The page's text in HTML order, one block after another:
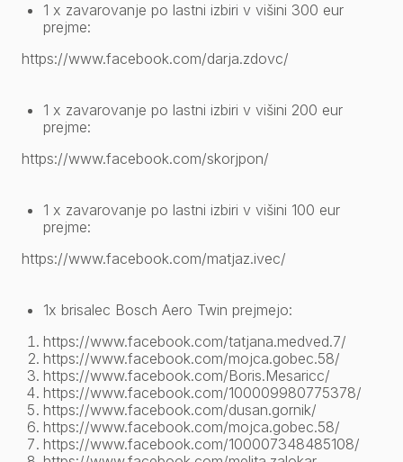
1 x zavarovanje po lastni izbiri v višini 300 eur
prejme:
https://www.facebook.com/darja.zdovc/
1 x zavarovanje po lastni izbiri v višini 200 eur
prejme:
https://www.facebook.com/skorjpon/
1 x zavarovanje po lastni izbiri v višini 100 eur
prejme:
https://www.facebook.com/matjaz.ivec/
1x brisalec Bosch Aero Twin prejmejo:
https://www.facebook.com/tatjana.medved.7/
https://www.facebook.com/mojca.gobec.58/
https://www.facebook.com/Boris.Mesaricc/
https://www.facebook.com/100009980775378/
https://www.facebook.com/dusan.gornik/
https://www.facebook.com/mojca.gobec.58/
https://www.facebook.com/100007348485108/